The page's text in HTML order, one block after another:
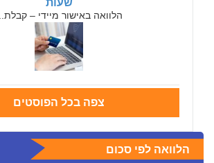
שעות
הלוואה באישור מיידי – קבלת...
צפה בכל הפוסטים
הלוואה לפי סכום